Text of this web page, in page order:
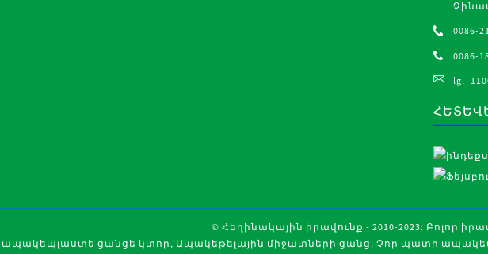
ուլունք չոր
պատի
համար...
0086-
0086-
© Հեղինակային իրավունք - 2010-2023: Բոլոր
ապակեպլաստե ցանցե կտոր , Ապակեթելային միջատների ցանց , Չոր պատի